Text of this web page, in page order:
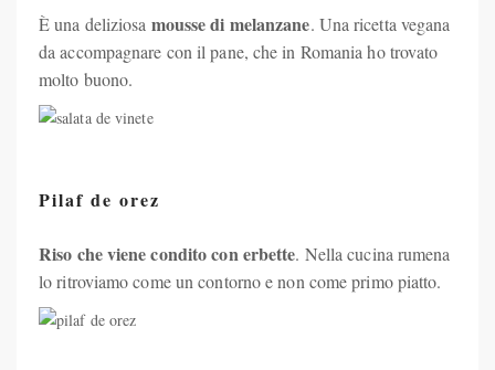
È una deliziosa mousse di melanzane. Una ricetta vegana
da accompagnare con il pane, che in Romania ho trovato
molto buono.
Pilaf de orez
Riso che viene condito con erbette. Nella cucina rumena
lo ritroviamo come un contorno e non come primo piatto.